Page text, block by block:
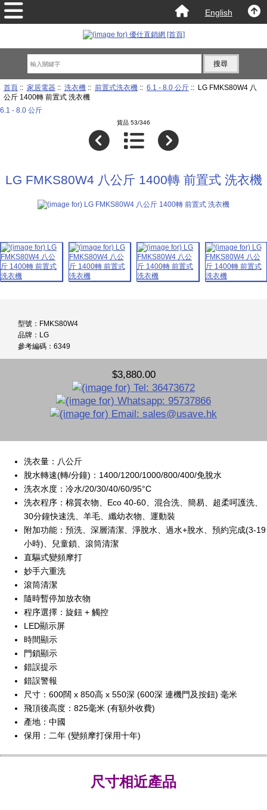
English
首頁:: 家居電器:: 洗衣機:: 前置式洗衣機:: 6.1 - 8.0 公斤:: LG FMKS80W4 八
公斤 1400轉 前置式 洗衣機
6.1 - 8.0 公斤
貨品 53/346
LG FMKS80W4 八公斤 1400轉 前置式 洗衣機
型號：FMKS80W4
品牌：LG
參考編碼：6349
$3,880.00
洗衣量：八公斤
脫水轉速(轉/分鐘)：1400/1200/1000/800/400/免脫水
洗衣水度：冷水/20/30/40/60/95°C
洗衣程序：棉質衣物、Eco 40-60、混合洗、簡易、超柔呵護洗、
30分鐘快速洗、羊毛、纖幼衣物、運動裝
附加功能：預洗、深層清潔、淨脫水、過水+脫水、預約完成(3-19
小時)、兒童鎖、滾筒清潔
直驅式變頻摩打
妙手六重洗
滾筒清潔
隨時暫停加放衣物
程序選擇：旋鈕 + 觸控
LED顯示屏
時間顯示
門鎖顯示
錯誤提示
錯誤警報
尺寸：600闊 x 850高 x 550深 (600深 連機門及按鈕) 毫米
飛頂後高度：825毫米 (有額外收費)
產地：中國
保用：二年 (變頻摩打保用十年)
尺寸相近產品